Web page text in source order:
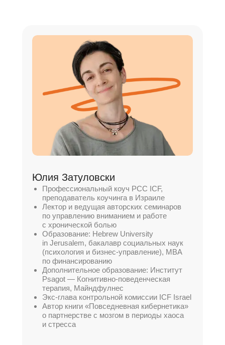
Юлия Затуловски
Профессиональный коуч PCC ICF,
преподаватель коучинга в Израиле
Лектор и ведущая авторских семинаров
по управлению вниманием и работе
с хронической болью
Образование: Hebrew University
in Jerusalem, бакалавр социальных наук
(психология и бизнес-управление), МВА
по финансированию
Дополнительное образование: Институт
Psagot — Когнитивно-поведенческая
терапия, Майндфулнес
Экс-глава контрольной комиссии ICF Israel
Автор книги «Повседневная кибернетика»
о партнерстве с мозгом в периоды хаоса
и стресса